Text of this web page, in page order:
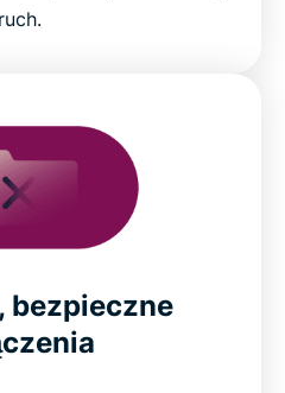
ruch.
bezpieczne